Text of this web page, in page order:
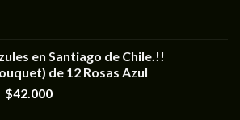
en Santiago de Chile.!!
de 12 Rosas Azul
$42.000